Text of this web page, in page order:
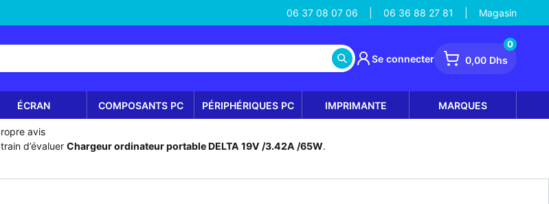
06 37 08 07 06 06 36 88 27 81 Magasin
Se connecter 0,00 Dhs
0
ÉCRAN COMPOSANTS PC PÉRIPHÉRIQUES PC IMPRIMANTE MARQUES
avis
d’évaluer Chargeur ordinateur portable DELTA 19V /3.42A /65W.